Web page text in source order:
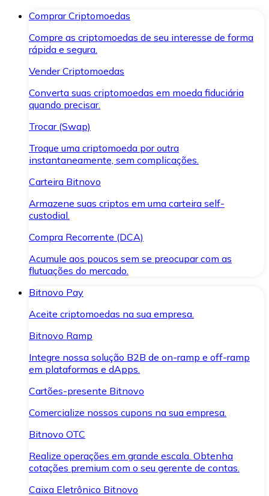
Comprar Criptomoedas
Compre as criptomoedas de seu interesse de forma
rápida e segura.
Vender Criptomoedas
Converta suas criptomoedas em moeda fiduciária
quando precisar.
Trocar (Swap)
Troque uma criptomoeda por outra
instantaneamente, sem complicações.
Carteira Bitnovo
Armazene suas criptos em uma carteira self-
custodial.
Compra Recorrente (DCA)
Acumule aos poucos sem se preocupar com as
flutuações do mercado.
Bitnovo Pay
Aceite criptomoedas na sua empresa.
Bitnovo Ramp
Integre nossa solução B2B de on-ramp e off-ramp
em plataformas e dApps.
Cartões-presente Bitnovo
Comercialize nossos cupons na sua empresa.
Bitnovo OTC
Realize operações em grande escala. Obtenha
cotações premium com o seu gerente de contas.
Caixa Eletrônico Bitnovo